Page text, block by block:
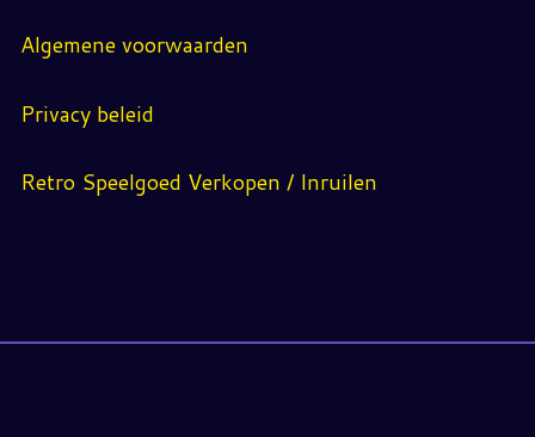
Algemene voorwaarden
Privacy beleid
Retro Speelgoed Verkopen / Inruilen